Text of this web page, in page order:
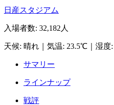
日産スタジアム
入場者数: 32,182人
天候: 晴れ 気温: 23.5℃ 湿度:
サマリー
ラインナップ
戦評